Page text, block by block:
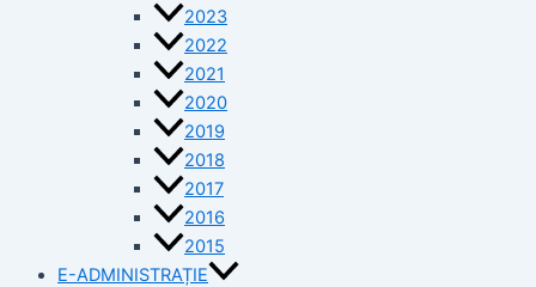
2023
2022
2021
2020
2019
2018
2017
2016
2015
E-ADMINISTRAȚIE